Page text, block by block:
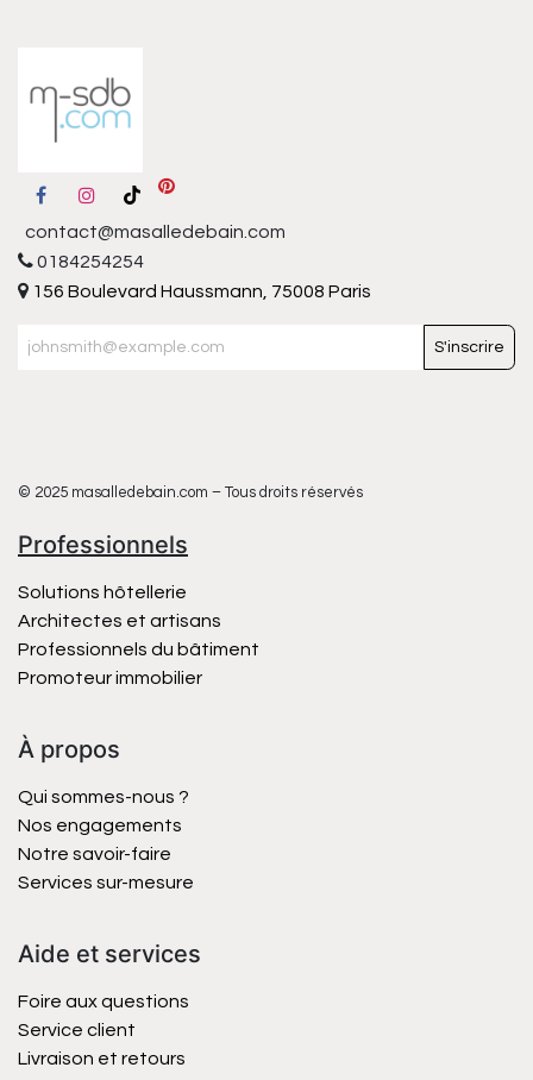
contact@masalledebain.com
0184254254
156 Boulevard Haussmann, 75008 Paris
S'inscrire
© 2025 masalledebain.com – Tous droits réservés
Professionnels
Solutions hôtellerie
Architectes et artisans
Professionnels du bâtiment
Promoteur immobilier
À propos
Qui sommes-nous ?
Nos engagements
Notre savoir-faire
Services sur-mesure
Aide et services
Foire aux questions
Service client
Livraison et retours